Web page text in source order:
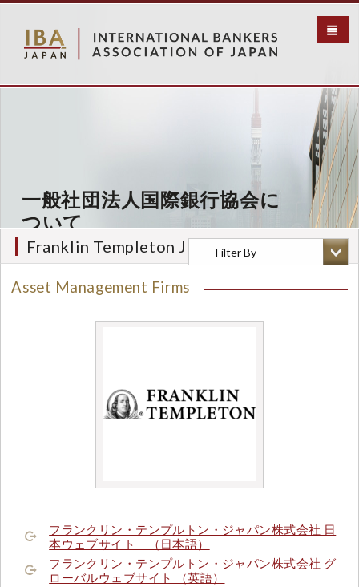
メ
一般社団法人国際銀行協会に
ついて
Franklin Templeton Japan Co., Ltd.
Asset Management Firms
フランクリン・テンプルトン・ジャパン株式会社 日
本ウェブサイト （日本語）
フランクリン・テンプルトン・ジャパン株式会社 グ
ローバルウェブサイト （英語）